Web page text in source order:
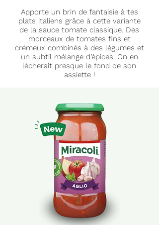
Apporte un brin de fantaisie à tes
plats italiens grâce à cette variante
de la sauce tomate classique. Des
morceaux de tomates fins et
crémeux combinés à des légumes et
un subtil mélange d’épices. On en
lècherait presque le fond de son
assiette !